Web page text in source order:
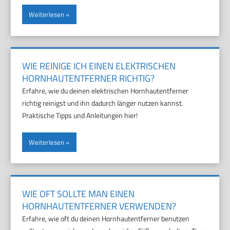
Weiterlesen
WIE REINIGE ICH EINEN ELEKTRISCHEN
HORNHAUTENTFERNER RICHTIG?
Erfahre, wie du deinen elektrischen Hornhautentferner
richtig reinigst und ihn dadurch länger nutzen kannst.
Praktische Tipps und Anleitungen hier!
Weiterlesen
WIE OFT SOLLTE MAN EINEN
HORNHAUTENTFERNER VERWENDEN?
Erfahre, wie oft du deinen Hornhautentferner benutzen